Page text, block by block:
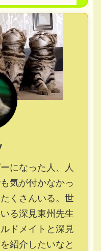
になった人、人
気が付かなかっ
くさんいる。世
る深見東州先生
ドメイトと深見
紹介したいなと